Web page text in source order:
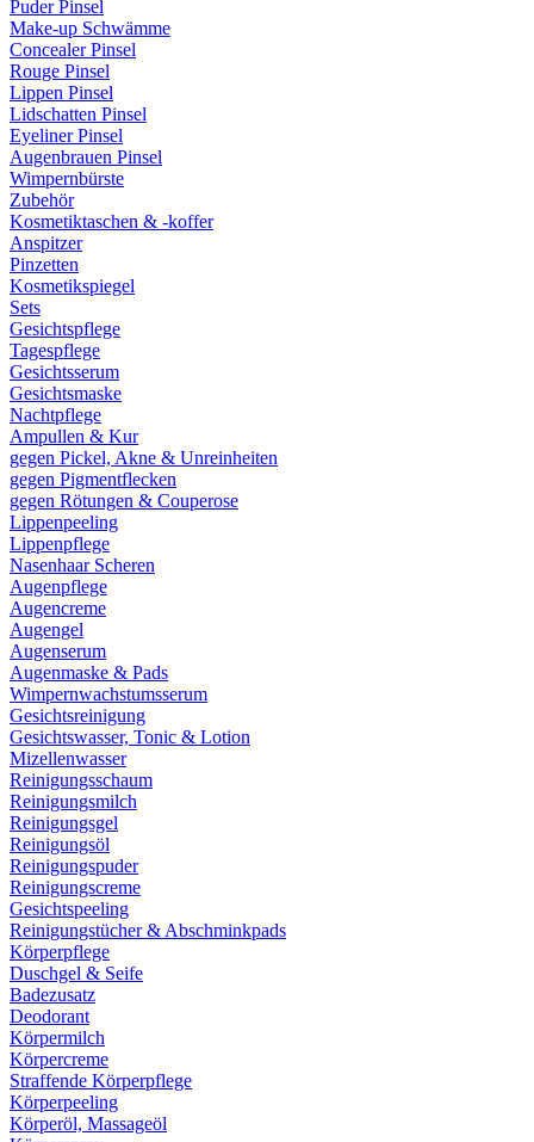
Puder Pinsel
Make-up Schwämme
Concealer Pinsel
Rouge Pinsel
Lippen Pinsel
Lidschatten Pinsel
Eyeliner Pinsel
Augenbrauen Pinsel
Wimpernbürste
Zubehör
Kosmetiktaschen & -koffer
Anspitzer
Pinzetten
Kosmetikspiegel
Sets
Gesichtspflege
Tagespflege
Gesichtsserum
Gesichtsmaske
Nachtpflege
Ampullen & Kur
gegen Pickel, Akne & Unreinheiten
gegen Pigmentflecken
gegen Rötungen & Couperose
Lippenpeeling
Lippenpflege
Nasenhaar Scheren
Augenpflege
Augencreme
Augengel
Augenserum
Augenmaske & Pads
Wimpernwachstumsserum
Gesichtsreinigung
Gesichtswasser, Tonic & Lotion
Mizellenwasser
Reinigungsschaum
Reinigungsmilch
Reinigungsgel
Reinigungsöl
Reinigungspuder
Reinigungscreme
Gesichtspeeling
Reinigungstücher & Abschminkpads
Körperpflege
Duschgel & Seife
Badezusatz
Deodorant
Körpermilch
Körpercreme
Straffende Körperpflege
Körperpeeling
Körperöl, Massageöl